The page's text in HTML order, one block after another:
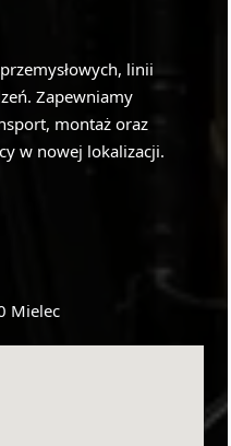
linii
Zapewniamy
montaż oraz
w nowej lokalizacji.
Mielec